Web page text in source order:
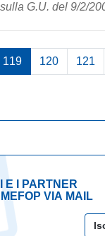
G.U. del 9/2/
119 120 121
E I PARTNER
VIA MAIL